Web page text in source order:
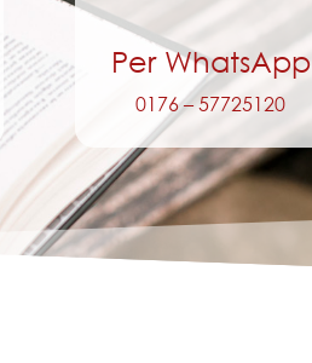
Per WhatsApp
0176 – 57725120